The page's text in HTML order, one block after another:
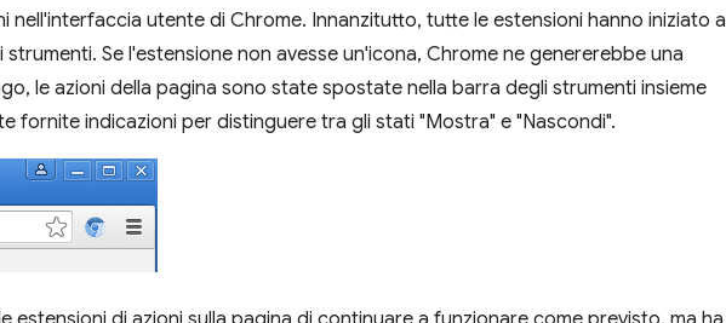
nell'interfaccia utente di Chrome. Innanzitutto, tutte le estensioni hanno iniziato a
Se l'estensione non avesse un'icona, Chrome ne genererebbe una
le azioni della pagina sono state spostate nella barra degli strumenti insieme
fornite indicazioni per distinguere tra gli stati "Mostra" e "Nascondi".